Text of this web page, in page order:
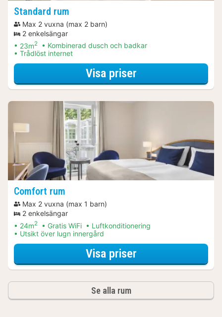
Standard rum
Max 2 vuxna (max 2 barn)
2 enkelsängar
23m2
Kombinerad dusch och badkar
Trådlöst internet
Visa priserför Middagspaket
Comfort rum
Max 2 vuxna (max 1 barn)
2 enkelsängar
24m2 Gratis WiFi
Luftkonditionering
Utsikt över lugn innergård
Visa priserför Middagspaket
Se alla rum